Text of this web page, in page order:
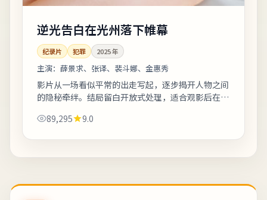
逆光告白在光州落下帷幕
纪录片 犯罪 2025年
主演： 薛景求、张译、裴斗娜、金惠秀
影片从一场看似平常的出走写起，逐步揭开人物之间
的隐秘牵绊。结局留白开放式处理，适合观影后在社
议亲自观看并形成独立判断。《逆光告白在...
89,295 9.0